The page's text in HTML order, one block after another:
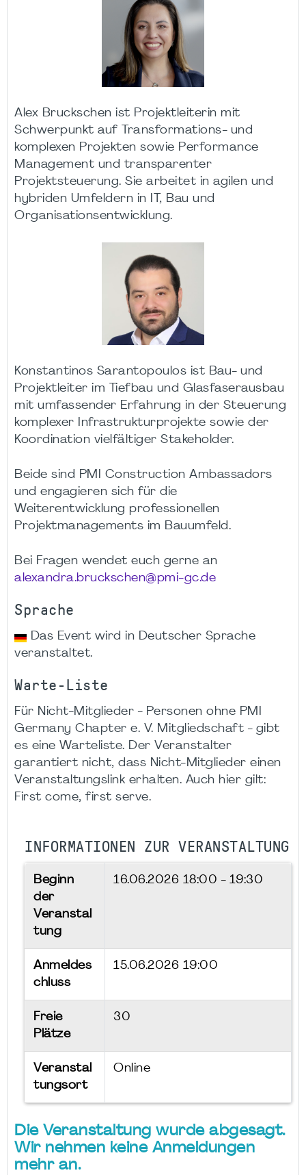
Alex Bruckschen ist Projektleiterin mit
Schwerpunkt auf Transformations- und
komplexen Projekten sowie Performance
Management und transparenter
Projektsteuerung. Sie arbeitet in agilen und
hybriden Umfeldern in IT, Bau und
Organisationsentwicklung.
Konstantinos Sarantopoulos ist Bau- und
Projektleiter im Tiefbau und Glasfaserausbau
mit umfassender Erfahrung in der Steuerung
komplexer Infrastrukturprojekte sowie der
Koordination vielfältiger Stakeholder.
Beide sind PMI Construction Ambassadors
und engagieren sich für die
Weiterentwicklung professionellen
Projektmanagements im Bauumfeld.
Bei Fragen wendet euch gerne an
alexandra.bruckschen@pmi-gc.de
Sprache
Das Event wird in Deutscher Sprache
veranstaltet.
Warte-Liste
Für Nicht-Mitglieder - Personen ohne PMI
Germany Chapter e. V. Mitgliedschaft - gibt
es eine Warteliste. Der Veranstalter
garantiert nicht, dass Nicht-Mitglieder einen
Veranstaltungslink erhalten. Auch hier gilt:
First come, first serve.
INFORMATIONEN ZUR VERANSTALTUNG
Beginn
der
Veranstal
tung
16.06.2026 18:00 - 19:30
Anmeldes
chluss
15.06.2026 19:00
Freie
Plätze
30
Veranstal
tungsort
Online
Die Veranstaltung wurde abgesagt.
Wir nehmen keine Anmeldungen
mehr an.